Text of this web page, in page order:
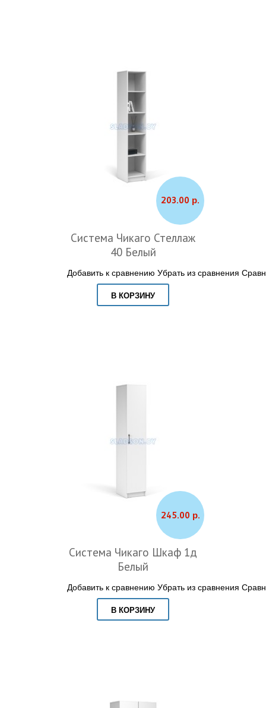
203.00 р.
Система Чикаго Стеллаж
40 Белый
Добавить к сравнению Убрать из сравнения
В КОРЗИНУ
245.00 р.
Система Чикаго Шкаф 1д
Белый
Добавить к сравнению Убрать из сравнения
В КОРЗИНУ